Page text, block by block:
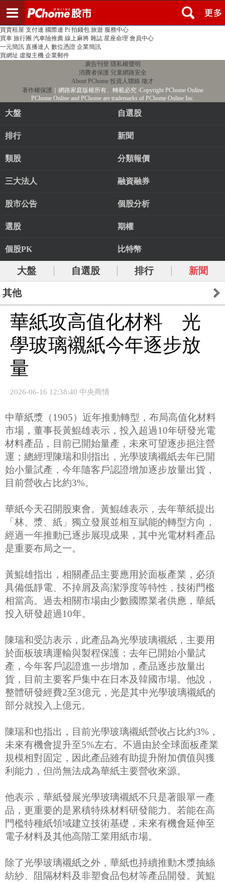
PChome首頁 線上購物 24h購物 書店
買賣租屋 支付連 國際連 Pi 拍錢包 旅遊 服務中心
買車 旅行團 汽車險推薦 線上麻將 雜誌 星座命理 會員中心
一元簡訊 直播達人 數位憑證 企業簡訊
買網址 虛擬主機 企業郵件
廣告刊登 隱私權聲明
消費者保護 兒童網路安全
About PChome 投資人聯絡 徵才
著作權保護 ｜網路家庭版權所有、轉載必究‧Copyright PChome Online
PChome Online and PChome are trademarks of PChome Online Inc.
大盤 自選股
排行 新聞
類股 分類報價
三大法人 融資融券
股市公告 個股分析
選股 期權
個股PK 比特幣
大盤 自選股 排行 新聞
其他
華紙攻高值化材料 光
學玻璃襯紙今年逐步放
量
2026-06-16 12:38:40 中央商情
中華紙漿（1905）近年推動轉型，布局高值化材料
市場，董事長黃鯤雄表示，投入超過10年研發光電
材料產品，目前已開始量產，未來可望逐步挹注營
運；總經理陳瑞和則指出，光學玻璃襯紙去年已開
始小量試產，今年隨客戶認證增加逐步放量出貨，
目前營收占比約3%。
華紙今天召開股東會。黃鯤雄表示，去年華紙提出
「林、漿、紙」獨立發展並相互賦能的轉型方向，
經過一年推動已逐步展現成果，其中光電材料產品
是重要布局之一。
黃鯤雄指出，相關產品主要應用於面板產業，必須
具備低靜電、不掉屑及高潔淨度等特性，技術門檻
相當高。過去相關市場由少數國際業者供應，華紙
投入研發超過10年。
陳瑞和受訪表示，此產品為光學玻璃襯紙，主要用
於面板玻璃運輸與製程保護；去年已開始小量試
產，今年客戶認證進一步增加，產品逐步放量出
貨，目前主要客戶集中在日本及韓國市場。他說，
整體研發經費2至3億元，光是其中光學玻璃襯紙的
部分就投入上億元。
陳瑞和也指出，目前光學玻璃襯紙營收占比約3%，
未來有機會提升至5%左右。不過由於全球面板產業
規模相對固定，因此產品雖有助提升附加價值與獲
利能力，但尚無法成為華紙主要營收來源。
他表示，華紙發展光學玻璃襯紙不只是著眼單一產
品，更重要的是累積特殊材料研發能力。若能在高
門檻特種紙領域建立技術基礎，未來有機會延伸至
電子材料及其他高階工業用紙市場。
除了光學玻璃襯紙之外，華紙也持續推動木漿抽絲
紡紗、阻隔材料及非塑食品包材等產品開發。黃鯤